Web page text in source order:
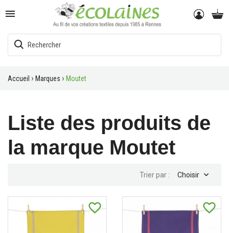

Accueil Marques Moutet
Liste des produits de
la marque Moutet
Trier par : Choisir 
favorite_border favorite_border